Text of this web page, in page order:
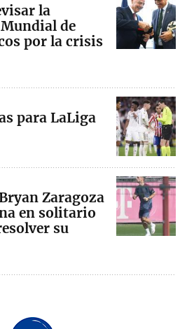
la
de
por la crisis
para LaLiga
Zaragoza
en solitario
su